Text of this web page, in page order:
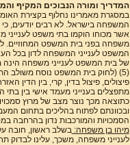
המדריך ומורה הנבוכים המקיף
במסגרת מאמרינו נחלוף בקצירת
אשר מכוחו הוקמו בתי משפט לענייני
משפחה בפני בית המשפט המחוזיים.
המשפט לענייני המשפחה לדון בכל
(5) (לחוק בית המשפט נוסח משולב התשמ"ד 1984) את
פיצולים, פיצול בדין, קרי, בין הדין
מתפצלים בענייני מעמד אישי בין בתי
כתוצאה מכך נוצר מצב של מרוץ
ובכוונתם לפתוח בהליכים בתחום
הסמכויות והמורכבות נדון בהרחבה
מיהו בן משפחה:בשלב ראשון, חובה
לענייני משפחה, משכך, עלינו לבדוק